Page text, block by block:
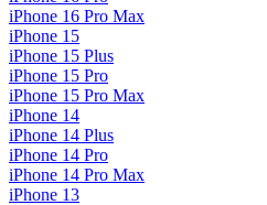
iPhone 16 Pro Max
iPhone 15
iPhone 15 Plus
iPhone 15 Pro
iPhone 15 Pro Max
iPhone 14
iPhone 14 Plus
iPhone 14 Pro
iPhone 14 Pro Max
iPhone 13